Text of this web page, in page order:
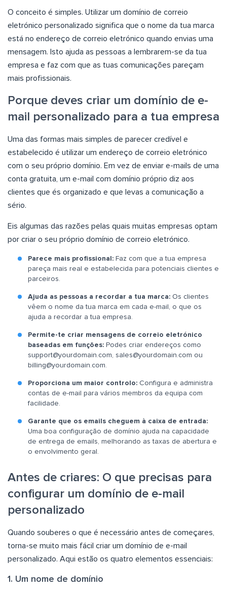
O conceito é simples. Utilizar um domínio de correio
eletrónico personalizado significa que o nome da tua marca
está no endereço de correio eletrónico quando envias uma
mensagem. Isto ajuda as pessoas a lembrarem-se da tua
empresa e faz com que as tuas comunicações pareçam
mais profissionais.
Porque deves criar um domínio de e-
mail personalizado para a tua empresa
Uma das formas mais simples de parecer credível e
estabelecido é utilizar um endereço de correio eletrónico
com o seu próprio domínio. Em vez de enviar e-mails de uma
conta gratuita, um e-mail com domínio próprio diz aos
clientes que és organizado e que levas a comunicação a
sério.
Eis algumas das razões pelas quais muitas empresas optam
por criar o seu próprio domínio de correio eletrónico.
Parece mais profissional: Faz com que a tua empresa
pareça mais real e estabelecida para potenciais clientes e
parceiros.
Ajuda as pessoas a recordar a tua marca: Os clientes
vêem o nome da tua marca em cada e-mail, o que os
ajuda a recordar a tua empresa.
Permite-te criar mensagens de correio eletrónico
baseadas em funções: Podes criar endereços como
support@yourdomain.com
sales@yourdomain.com ou
billing@yourdomain.com
Proporciona um maior controlo: Configura e administra
contas de e-mail para vários membros da equipa com
facilidade.
Garante que os emails cheguem à caixa de entrada:
Uma boa configuração de domínio ajuda na capacidade
de entrega de emails, melhorando as taxas de abertura e
o envolvimento geral.
Antes de criares: O que precisas para
configurar um domínio de e-mail
personalizado
Quando souberes o que é necessário antes de começares,
torna-se muito mais fácil criar um domínio de e-mail
personalizado. Aqui estão os quatro elementos essenciais:
1. Um nome de domínio